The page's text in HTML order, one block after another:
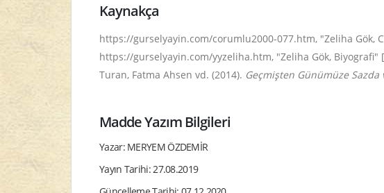
Kaynakça
https://gurselyayin.com/corumlu2000-077.htm, "Zeliha Gök,
https://gurselyayin.com/yyzeliha.htm, "Zeliha Gök, Biyografi"
Turan, Fatma Ahsen vd. (2014). Geçmişten Günümüze Sazda
Madde Yazım Bilgileri
Yazar: MERYEM ÖZDEMİR
Yayın Tarihi: 27.08.2019